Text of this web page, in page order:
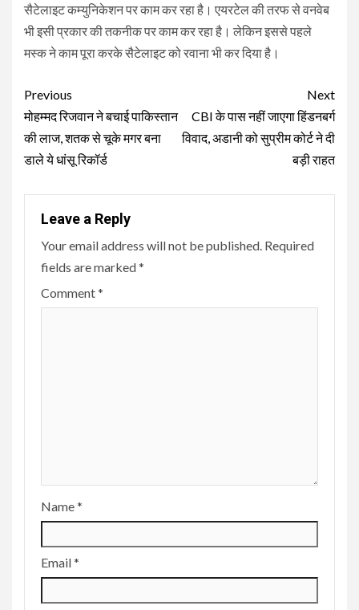
सैटेलाइट कम्युनिकेशन पर काम कर रहा है। एयरटेल की तरफ से वनवेब
भी इसी प्रकार की तकनीक पर काम कर रहा है। लेकिन इससे पहले
मस्क ने काम पूरा करके सैटेलाइट को रवाना भी कर दिया है।
Continue
Reading
Previous
मोहम्मद रिजवान ने बचाई पाकिस्तान
की लाज, शतक से चूके मगर बना
डाले ये धांसू रिकॉर्ड
Next
CBI के पास नहीं जाएगा हिंडनबर्ग
विवाद, अडानी को सुप्रीम कोर्ट ने दी
बड़ी राहत
Leave a Reply
Your email address will not be published. Required
fields are marked*
Comment*
Name*
Email*